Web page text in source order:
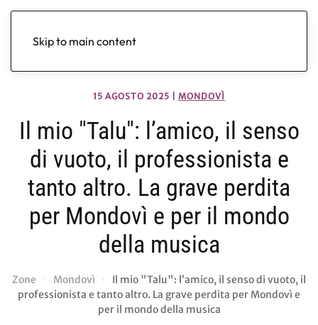
Skip to main content
15 AGOSTO 2025 MONDOVÌ
Il mio "Talu": l’amico, il senso
di vuoto, il professionista e
tanto altro. La grave perdita
per Mondovì e per il mondo
della musica
Zone Mondovì
Il mio "Talu": l’amico, il senso di vuoto, il
professionista e tanto altro. La grave perdita per Mondovì e
per il mondo della musica